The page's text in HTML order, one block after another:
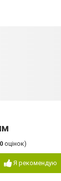
0 оцінок)
Я рекомендую